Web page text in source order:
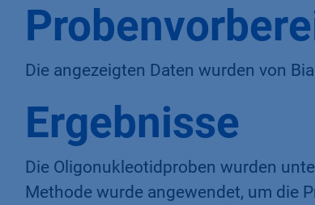
Die angezeigten Daten wurden von
Ergebnisse
Die Oligonukleotidproben wurden
Methode wurde angewendet, um die